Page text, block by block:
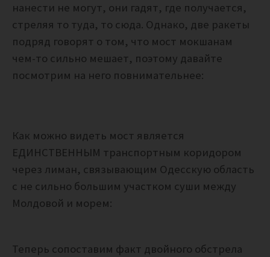
нанести не могут, они гадят, где получается,
стреляя то туда, то сюда. Однако, две ракеты
подряд говорят о том, что мост мокшанам
чем-то сильно мешает, поэтому давайте
посмотрим на него повнимательнее:
Как можно видеть мост является
ЕДИНСТВЕННЫМ транспортным коридором
через лиман, связывающим Одесскую область
с не сильно большим участком суши между
Молдовой и морем:
Теперь сопоставим факт двойного обстрела